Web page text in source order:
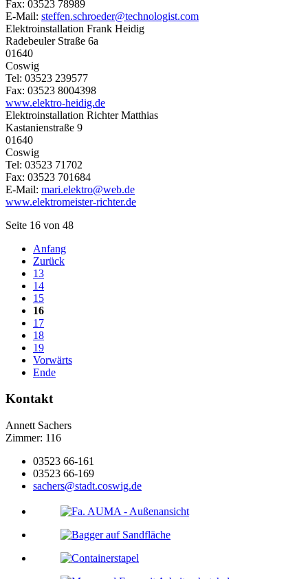
Fax: 03523 78989
E-Mail: steffen.schroeder@technologist.com
Elektroinstallation Frank Heidig
Radebeuler Straße 6a
01640
Coswig
Tel: 03523 239577
Fax: 03523 8004398
www.elektro-heidig.de
Elektroinstallation Richter Matthias
Kastanienstraße 9
01640
Coswig
Tel: 03523 71702
Fax: 03523 701684
E-Mail: mari.elektro@web.de
www.elektromeister-richter.de
Seite 16 von 48
Anfang
Zurück
13
14
15
16
17
18
19
Vorwärts
Ende
Kontakt
Annett Sachers
Zimmer: 116
03523 66-161
03523 66-169
sachers@stadt.coswig.de